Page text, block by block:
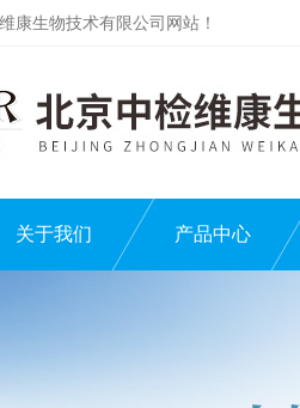
康生物技术有限公司网站！
关于我们 产品中心